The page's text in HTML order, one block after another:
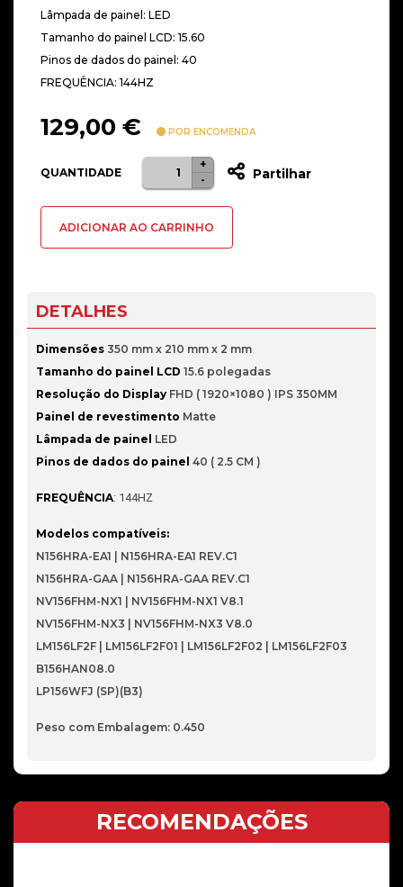
Lâmpada de painel: LED
Tamanho do painel LCD: 15.60
Pinos de dados do painel: 40
FREQUÊNCIA: 144HZ
129,00 € POR ENCOMENDA
QUANTIDADE
Quantidade
de
15.6"
144Hz
-
+
Partilhar
ADICIONAR AO CARRINHO
DETALHES
Dimensões 350 mm x 210 mm x 2 mm
Tamanho do painel LCD 15.6 polegadas
Resolução do Display FHD ( 1920×1080 ) IPS 350MM
Painel de revestimento Matte
Lâmpada de painel LED
Pinos de dados do painel 40 ( 2.5 CM )
FREQUÊNCIA: 144HZ
Modelos compatíveis:
N156HRA-EA1 | N156HRA-EA1 REV.C1
N156HRA-GAA | N156HRA-GAA REV.C1
NV156FHM-NX1 | NV156FHM-NX1 V8.1
NV156FHM-NX3 | NV156FHM-NX3 V8.0
LM156LF2F | LM156LF2F01 | LM156LF2F02 | LM156LF2F03
B156HAN08.0
LP156WFJ (SP)(B3)
Peso com Embalagem: 0.450
RECOMENDAÇÕES